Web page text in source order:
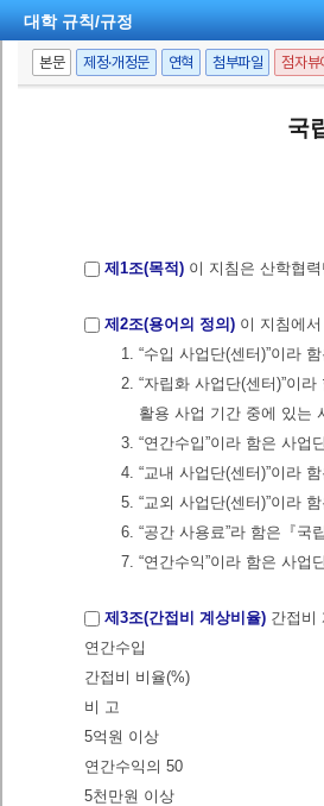
대학 규칙/규정
본문 제정·개정문 연혁 첨부파일 점자뷰
국
제1조(목적) 이 지침은 산학협
제2조(용어의 정의) 이 지침에
1. “수입 사업단(센터)”이라
2. “자립화 사업단(센터)”이
활용 사업 기간 중에 있는
3. “연간수입”이라 함은 사
4. “교내 사업단(센터)”이라
5. “교외 사업단(센터)”이라
6. “공간 사용료”라 함은『
7. “연간수익”이라 함은 사
제3조(간접비 계상비율) 간접비
연간수입
간접비 비율(%)
비 고
5억원 이상
연간수익의 50
5천만원 이상